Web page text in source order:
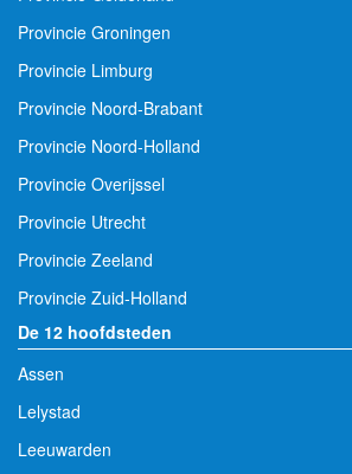
Provincie Groningen
Provincie Limburg
Provincie Noord-Brabant
Provincie Noord-Holland
Provincie Overijssel
Provincie Utrecht
Provincie Zeeland
Provincie Zuid-Holland
De 12 hoofdsteden
Assen
Lelystad
Leeuwarden